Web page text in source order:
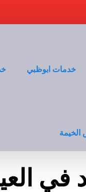
خدمات ابوظبي
في